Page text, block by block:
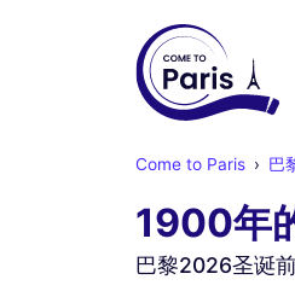
Come to Paris 巴
1900年
巴黎2026圣诞